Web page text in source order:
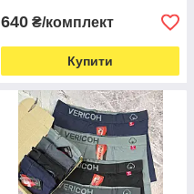
640 ₴/комплект
Купити